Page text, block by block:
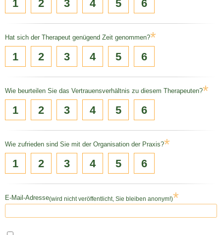
1 2 3 4 5 6
Hat sich der Therapeut genügend Zeit genommen?*
1 2 3 4 5 6
Wie beurteilen Sie das Vertrauensverhältnis zu diesem Therapeuten?*
1 2 3 4 5 6
Wie zufrieden sind Sie mit der Organisation der Praxis?*
1 2 3 4 5 6
E-Mail-Adresse(wird nicht veröffentlicht, Sie bleiben anonym!)*